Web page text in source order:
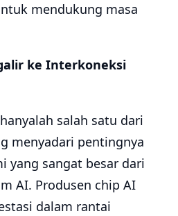
mendukung masa
ke Interkoneksi
salah satu dari
menyadari pentingnya
yang sangat besar dari
AI. Produsen chip AI
dalam rantai